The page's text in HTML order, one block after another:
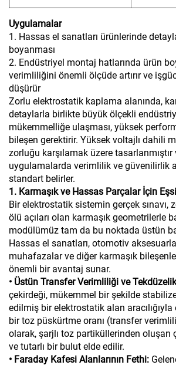
Uygulamalar
1. Hassas el sanatları ürünlerinde
boyanması
2. Endüstriyel montaj hatlarında ürün
verimliliğini önemli ölçüde artırır ve
düşürür
Zorlu elektrostatik kaplama alanında,
detaylarla birlikte büyük ölçekli
mükemmelliğe ulaşması, yüksek
bileşen gerektirir. Yüksek voltajlı dahili
zorluğu karşılamak üzere tasarlanmıştır
uygulamalarda verimlilik ve güvenilirlik
standart belirler.
1. Karmaşık ve Hassas Parçalar İçin
Bir elektrostatik sistemin gerçek sınavı,
ölü açıları olan karmaşık geometrilerle
modülümüz tam da bu noktada üstün
Hassas el sanatları, otomotiv
muhafazalar ve diğer karmaşık
önemli bir avantaj sunar.
• Üstün Transfer Verimliliği ve
çekirdeği, mükemmel bir şekilde
edilmiş bir elektrostatik alan
bir toz püskürtme oranı (transfer
olarak, şarjlı toz partiküllerinden oluşan
ve tutarlı bir bulut elde edilir.
• Faraday Kafesi Alanlarının Fethi: